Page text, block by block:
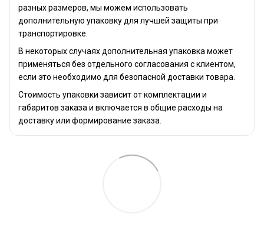
разных размеров, мы можем использовать
дополнительную упаковку для лучшей защиты при
транспортировке.
В некоторых случаях дополнительная упаковка может
применяться без отдельного согласования с клиентом,
если это необходимо для безопасной доставки товара.
Стоимость упаковки зависит от комплектации и
габаритов заказа и включается в общие расходы на
доставку или формирование заказа.